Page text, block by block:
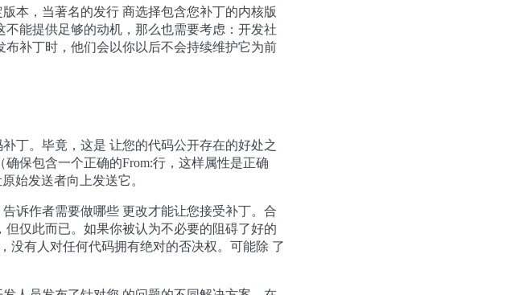
本，当著名的发行 商选择包含您补丁的内核版
能提供足够的动机，那么也需要考虑：开发社
补丁时，他们会以你以后不会持续维护它为前
丁。毕竟，这是 让您的代码公开存在的好处之
保包含一个正确的From:行，这样属性是正确
始发送者向上发送它。
诉作者需要做哪些 更改才能让您接受补丁。合
仅此而已。如果你被认为不必要的阻碍了好的
没有人对任何代码拥有绝对的否决权。可能除 了